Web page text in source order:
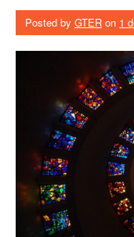
Posted by GTER on 1